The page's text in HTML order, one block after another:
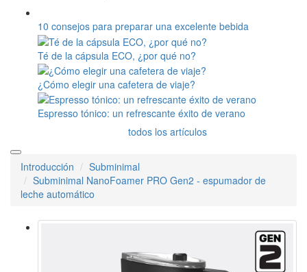
10 consejos para preparar una excelente bebida
Té de la cápsula ECO, ¿por qué no?
¿Cómo elegir una cafetera de viaje?
Espresso tónico: un refrescante éxito de verano
todos los artículos
Introducción
Subminimal
Subminimal NanoFoamer PRO Gen2 - espumador de
leche automático